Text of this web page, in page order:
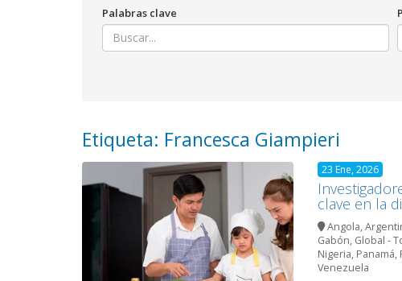
Palabras clave
Etiqueta: Francesca Giampieri
23 Ene, 2026
clave en la
Angola,
Gabón, Global -
Nigeria, Panamá,
Venezuela